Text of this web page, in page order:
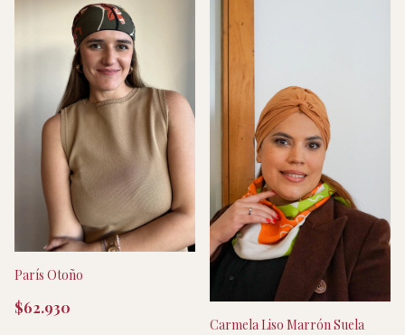
París Otoño
$62.930
Carmela Liso Marrón Suela